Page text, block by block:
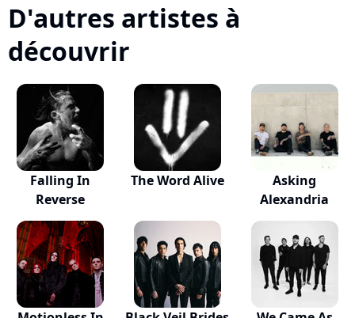
D'autres artistes à
découvrir
Falling In
Reverse
The Word Alive
Asking
Alexandria